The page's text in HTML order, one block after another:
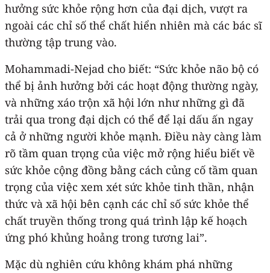
hưởng sức khỏe rộng hơn của đại dịch, vượt ra
ngoài các chỉ số thể chất hiển nhiên mà các bác sĩ
thường tập trung vào.
Mohammadi-Nejad cho biết: “Sức khỏe não bộ có
thể bị ảnh hưởng bởi các hoạt động thường ngày,
và những xáo trộn xã hội lớn như những gì đã
trải qua trong đại dịch có thể để lại dấu ấn ngay
cả ở những người khỏe mạnh. Điều này càng làm
rõ tầm quan trọng của việc mở rộng hiểu biết về
sức khỏe cộng đồng bằng cách củng cố tầm quan
trọng của việc xem xét sức khỏe tinh thần, nhận
thức và xã hội bên cạnh các chỉ số sức khỏe thể
chất truyền thống trong quá trình lập kế hoạch
ứng phó khủng hoảng trong tương lai”.
Mặc dù nghiên cứu không khám phá những